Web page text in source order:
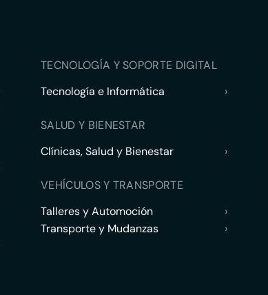
TECNOLOGÍA Y SOPORTE DIGITAL
Tecnología e Informática
›
SALUD Y BIENESTAR
Clínicas, Salud y Bienestar
›
VEHÍCULOS Y TRANSPORTE
Talleres y Automoción
›
Transporte y Mudanzas
›